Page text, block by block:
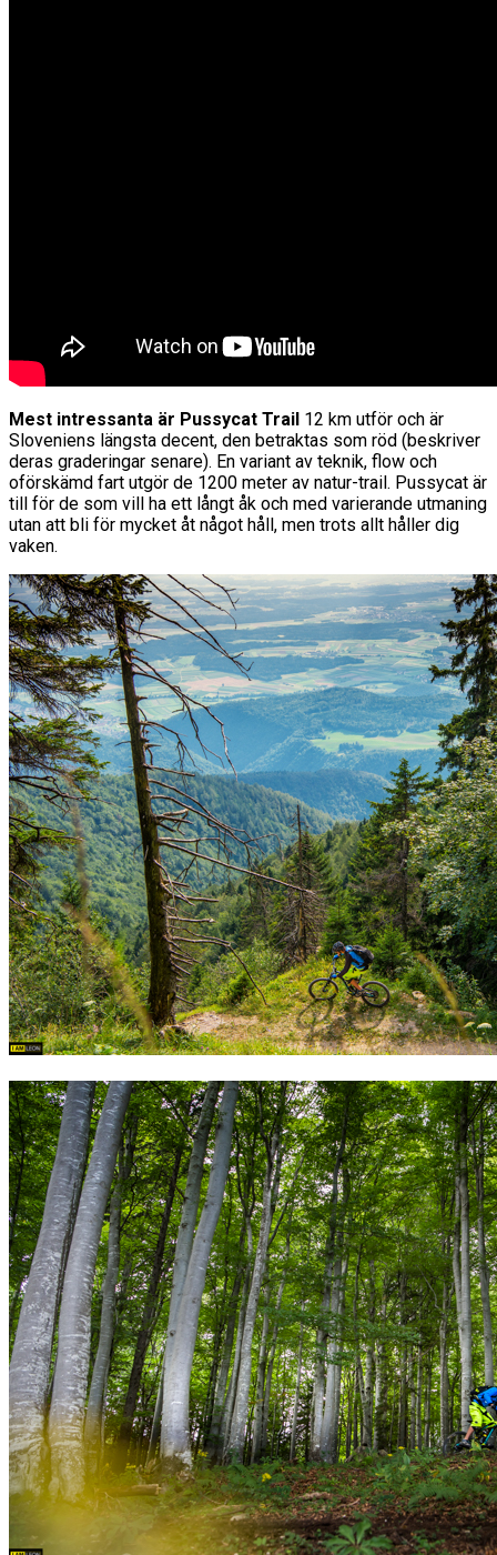
Mest intressanta är Pussycat Trail 12 km utför och är
Sloveniens längsta decent, den betraktas som röd (beskriver
deras graderingar senare). En variant av teknik, flow och
oförskämd fart utgör de 1200 meter av natur-trail. Pussycat är
till för de som vill ha ett långt åk och med varierande utmaning
utan att bli för mycket åt något håll, men trots allt håller dig
vaken.